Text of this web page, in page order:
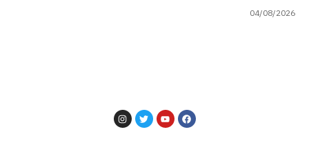
04/08/2026